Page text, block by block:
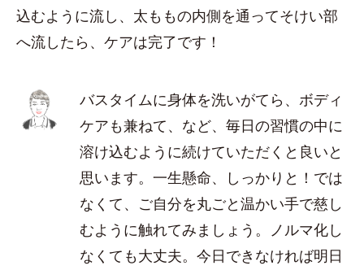
込むように流し、太ももの内側を通ってそけい部
へ流したら、ケアは完了です！
バスタイムに身体を洗いがてら、ボディ
ケアも兼ねて、など、毎日の習慣の中に
溶け込むように続けていただくと良いと
思います。一生懸命、しっかりと！では
なくて、ご自分を丸ごと温かい手で慈し
むように触れてみましょう。ノルマ化し
なくても大丈夫。今日できなければ明日